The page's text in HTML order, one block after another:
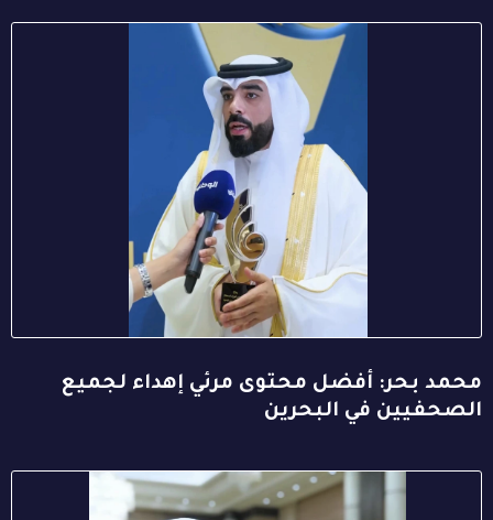
محمد بحر: أفضل محتوى مرئي إهداء لجميع
الصحفيين في البحرين